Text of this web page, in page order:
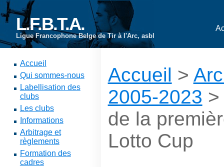
L.F.B.T.A.
Ligue Francophone Belge de Tir à l'Arc, asbl
Accueil
Qui sommes-nous
Labellisation des
clubs
Les clubs
Informations
Arbitrage et
règlements
Formation des
cadres
Accueil >
2005-2023
de la
Lotto Cup